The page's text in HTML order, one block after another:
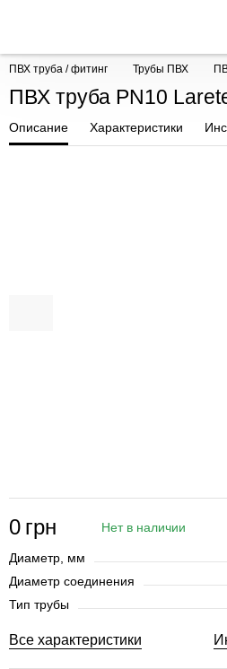
ПВХ труба / фитинг Трубы ПВХ
ПВХ труба PN10
Описание Характеристики
0 грн Нет в наличии
Диаметр, мм
Диаметр соединения
Тип трубы
Все характеристики